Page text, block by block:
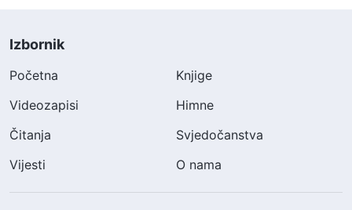
Izbornik
Početna
Knjige
Videozapisi
Himne
Čitanja
Svjedočanstva
Vijesti
O nama